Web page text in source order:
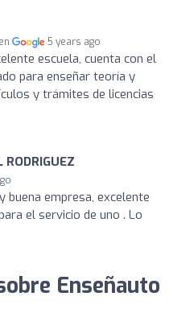
5 years ago
escuela, cuenta con el
para enseñar teoría y
y trámites de licencias
RODRIGUEZ
buena empresa, excelente
el servicio de uno . Lo
Enseñauto